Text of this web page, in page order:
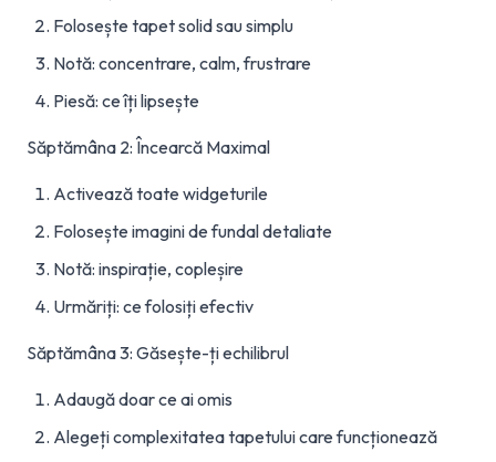
Folosește tapet solid sau simplu
Notă: concentrare, calm, frustrare
Piesă: ce îți lipsește
Săptămâna 2: Încearcă Maximal
Activează toate widgeturile
Folosește imagini de fundal detaliate
Notă: inspirație, copleșire
Urmăriți: ce folosiți efectiv
Săptămâna 3: Găsește-ți echilibrul
Adaugă doar ce ai omis
Alegeți complexitatea tapetului care funcționează